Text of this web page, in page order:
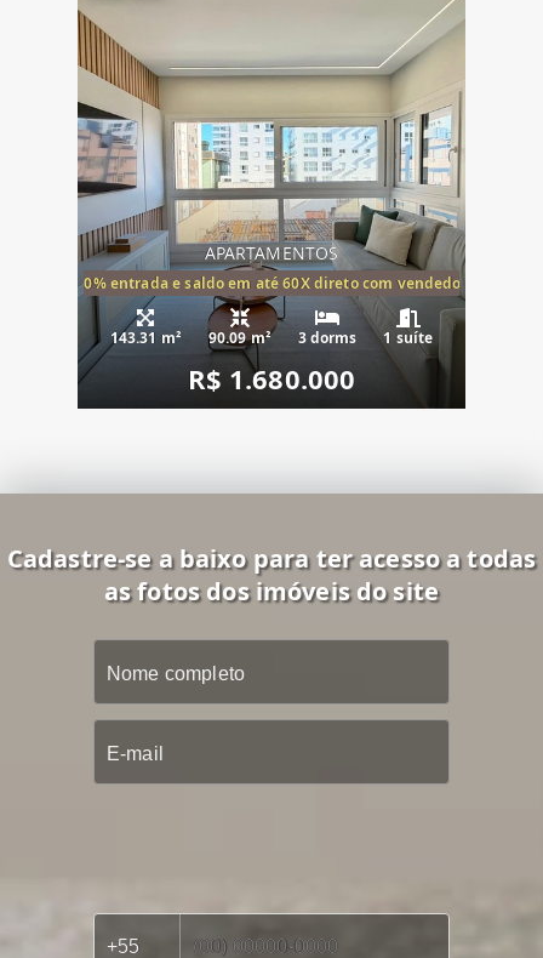
APARTAMENTOS
20% entrada e saldo em até 60X direto com vendedor
143.31 m² 90.09 m² 3 dorms 1 suíte
R$ 1.680.000
Cadastre-se a baixo para ter acesso a todas
as fotos dos imóveis do site